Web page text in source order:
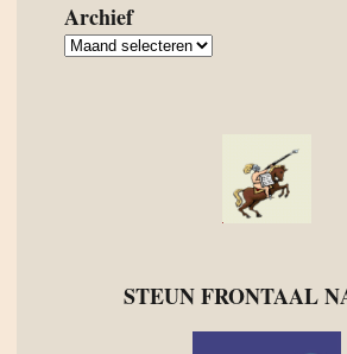
Archief
Archief
STEUN FRONTAAL